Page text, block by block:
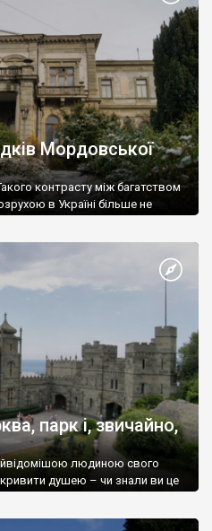
Мордовської
контрасту між багатством
в Україні більше не
парк і, звичайно,
людиною свого
душею – чи знали ви це